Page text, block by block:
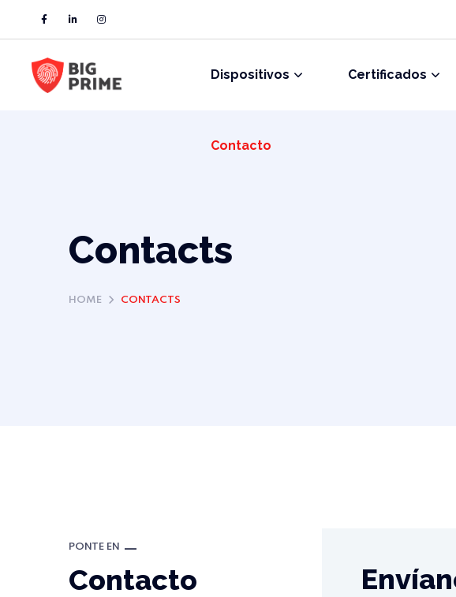
Dispositivos Certificados
Contacto
Contacto
Contacts
HOME CONTACTS
PONTE EN
Contacto